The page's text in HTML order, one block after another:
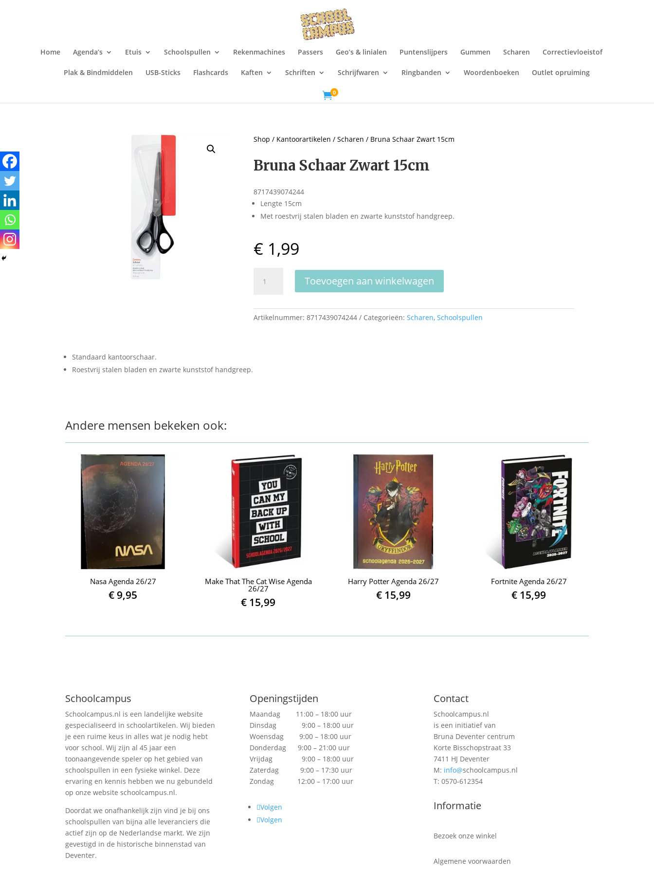
Home Agenda’s Etuis Schoolspullen Rekenmachines Passers Geo’s & linialen Puntenslijpers Gummen Scharen Correctievloeistof
Plak & Bindmiddelen USB-Sticks Flashcards Kaften Schriften Schrijfwaren Ringbanden Woordenboeken Outlet opruiming
0
Shop / Kantoorartikelen /Scharen / Bruna Schaar Zwart 15cm
Bruna Schaar Zwart 15cm
8717439074244
Lengte 15cm
Met roestvrij stalen bladen en zwarte kunststof handgreep.
€ 1,99
Schaar
15cm
aantal
Toevoegen aan winkelwagen
Artikelnummer:8717439074244 Categorieën:Scharen,Schoolspullen
Standaard kantoorschaar.
Roestvrij stalen bladen en zwarte kunststof handgreep.
Andere mensen bekeken ook:
Nasa Agenda 26/27
€9,95
Make That The Cat Wise Agenda
26/27
€ 15,99
Harry Potter Agenda 26/27
€ 15,99
Fortnite Agenda 26/27
€ 15,99
Schoolcampus
Schoolcampus.nl is een landelijke website
gespecialiseerd in schoolartikelen. Wij bieden
je een ruime keus in alles wat je nodig hebt
voor school. Wij zijn al 45 jaar een
toonaangevende speler op het gebied van
schoolspullen in een fysieke winkel. Deze
ervaring en kennis hebben we nu gebundeld
op onze website schoolcampus.nl.
Doordat we onafhankelijk zijn vind je bij ons
schoolspullen van bijna alle leveranciers die
actief zijn op de Nederlandse markt. We zijn
gevestigd in de historische binnenstad van
Deventer.
Openingstijden
Maandag 11:00 – 18:00 uur
Dinsdag 9:00 – 18:00 uur
Woensdag 9:00 – 18:00 uur
Donderdag 9:00 – 21:00 uur
Vrijdag 9:00 – 18:00 uur
Zaterdag 9:00 – 17:30 uur
Zondag 12:00 – 17:00 uur
Volgen
Volgen
Contact
Schoolcampus.nl
is een initiatief van
Bruna Deventer centrum
Korte Bisschopstraat 33
7411 HJ Deventer
M: info@schoolcampus.nl
T: 0570-612354
Informatie
Bezoek onze winkel
Algemene voorwaarden